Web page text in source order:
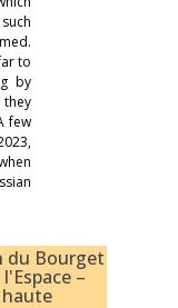
to
by
few
du Bourget
–
haute